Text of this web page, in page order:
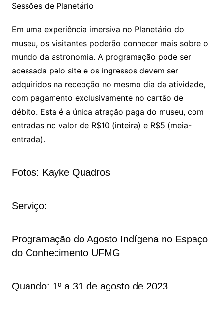
Sessões de Planetário
Em uma experiência imersiva no Planetário do
museu, os visitantes poderão conhecer mais sobre o
mundo da astronomia. A programação pode ser
acessada pelo site e os ingressos devem ser
adquiridos na recepção no mesmo dia da atividade,
com pagamento exclusivamente no cartão de
débito. Esta é a única atração paga do museu, com
entradas no valor de R$10 (inteira) e R$5 (meia-
entrada).
Fotos: Kayke Quadros
Serviço:
Programação do Agosto Indígena no Espaço
do Conhecimento UFMG
Quando: 1º a 31 de agosto de 2023